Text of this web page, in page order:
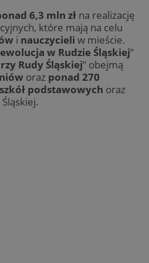
6,3 mln zł na realizację
które mają na celu
i nauczycieli w mieście.
w Rudzie Śląskiej”
Rudy Śląskiej” obejmą
oraz ponad 270
podstawowych oraz